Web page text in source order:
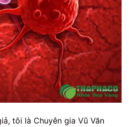
tôi là Chuyên gia Vũ Văn